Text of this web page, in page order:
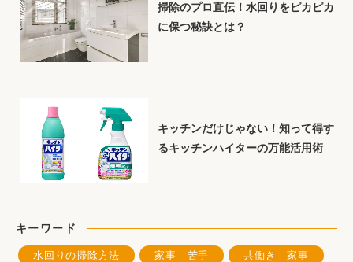
掃除のプロ直伝！水回りをピカピカ
に保つ秘訣とは？
キッチンだけじゃない！知って得す
るキッチンハイターの万能活用術
キーワード
水回りの掃除方法 家事 苦手 共働き 家事